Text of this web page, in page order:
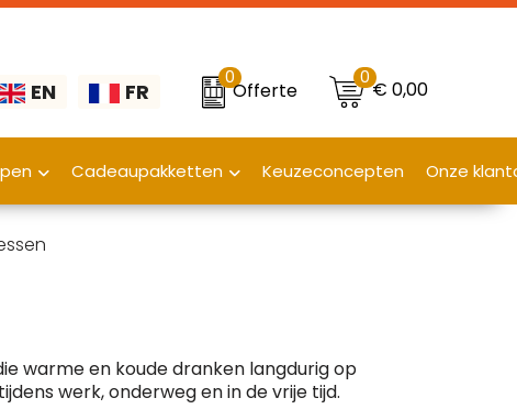
EN FR
0
Offerte
0€ 0,00
Cadeaupakketten Keuzeconcepten Onze
warme en koude dranken langdurig op
werk, onderweg en in de vrije tijd.